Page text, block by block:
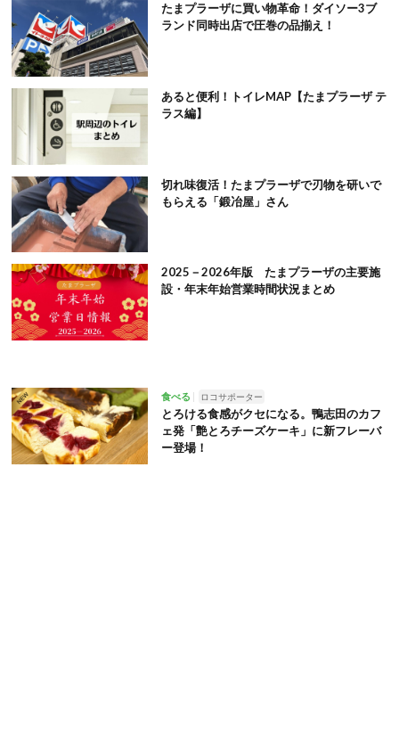
たまプラーザに買い物革命！ダイソー3ブ
ランド同時出店で圧巻の品揃え！
あると便利！トイレMAP【たまプラーザ テ
ラス編】
切れ味復活！たまプラーザで刃物を研いで
もらえる「鍛冶屋」さん
2025－2026年版 たまプラーザの主要施
設・年末年始営業時間状況まとめ
食べる ロコサポーター
とろける食感がクセになる。鴨志田のカフ
ェ発「艶とろチーズケーキ」に新フレーバ
ー登場！